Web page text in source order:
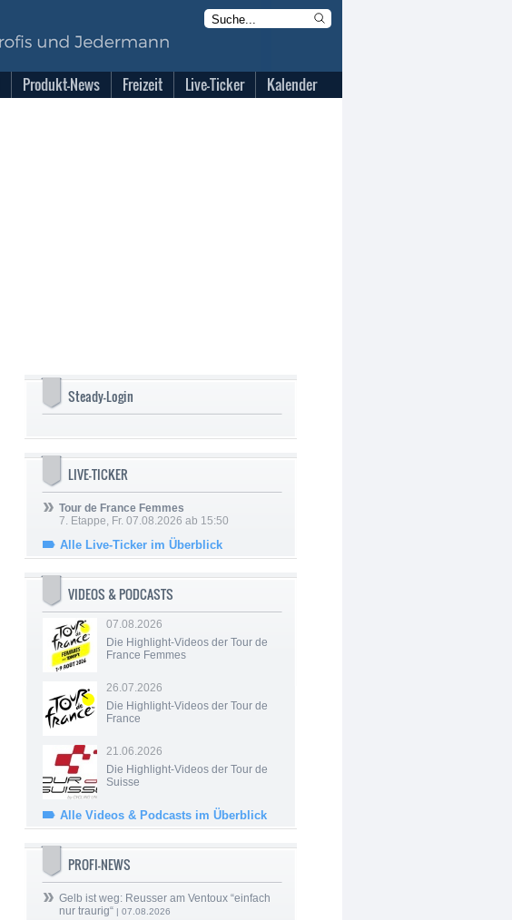
Produkt-News Freizeit Live-Ticker Kalender
Steady-Login
LIVE-TICKER
Tour de France Femmes
7. Etappe, Fr. 07.08.2026 ab 15:50
Alle Live-Ticker im Überblick
VIDEOS & PODCASTS
07.08.2026
Die Highlight-Videos der Tour de
France Femmes
26.07.2026
Die Highlight-Videos der Tour de
France
21.06.2026
Die Highlight-Videos der Tour de
Suisse
Alle Videos & Podcasts im Überblick
PROFI-NEWS
Gelb ist weg: Reusser am Ventoux “einfach
nur traurig“ | 07.08.2026